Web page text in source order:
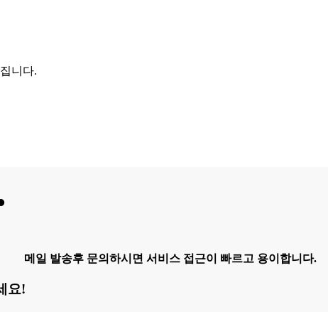
니다.
메일 발송후 문의하시면 서비스 접근이 빠르고 용이합니다.
요!